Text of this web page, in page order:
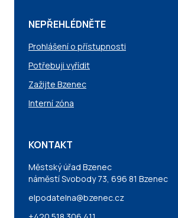
NEPŘEHLÉDNĚTE
Prohlášení o přístupnosti
Potřebuji vyřídit
Zažijte Bzenec
Interní zóna
KONTAKT
Městský úřad Bzenec
náměstí Svobody 73, 696 81 Bzenec
elpodatelna@bzenec.cz